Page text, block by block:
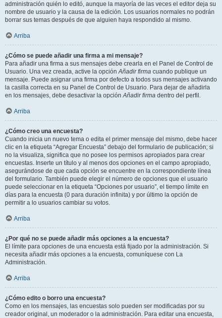
administración quién lo editó, aunque la mayoría de las veces el editor deja su
nombre de usuario y la causa de la edición. Los usuarios normales no podrán
borrar sus temas después de que alguien haya respondido al mismo.
Arriba
¿Cómo se puede añadir una firma a mi mensaje?
Para añadir una firma a sus mensajes debe crearla en el Panel de Control de
Usuario. Una vez creada, active la opciónAñadir firma cuando publique un
mensaje. Puede asignar una firma por defecto a todos sus mensajes activando
la casilla correcta en su Panel de Control de Usuario. Para dejar de añadirla
en los mensajes, debe desactivar la opciónAñadir firma dentro del perfil.
Arriba
¿Cómo creo una encuesta?
Cuando inicia un nuevo tema o edita el primer mensaje del mismo, debe hacer
clic en la etiqueta “Agregar Encuesta” debajo del formulario de publicación; si
no la visualiza, significa que no posee los permisos apropiados para crear
encuestas. Inserte un título y al menos dos opciones en el campo apropiado,
asegurándose de que cada opción se encuentre en la correspondiente línea
del formulario. También puede elegir el número de opciones que el usuario
puede seleccionar en la etiqueta “Opciones por usuario”, el tiempo límite en
días para la encuesta (0 para duración infinita) y por último la opción de
permitir a lo usuarios cambiar su votos.
Arriba
¿Por qué no se puede añadir más opciones a la encuesta?
El límite para opciones de una encuesta está fijado por la administración. Si
necesita añadir más opciones a la encuesta, comuníquese con La
Administración.
Arriba
¿Cómo edito o borro una encuesta?
Como en los mensajes, las encuestas solo pueden ser modificadas por su
creador original, un moderador o la administración. Para editar una encuesta,